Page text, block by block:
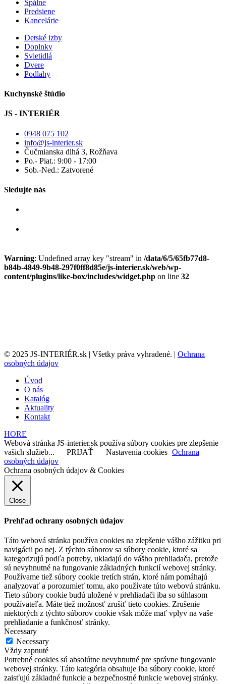
Spálne
Predsiene
Kancelárie
Detské izby
Doplnky
Svietidlá
Dvere
Podlahy
Kuchynské štúdio
JS - INTERIÉR
0948 075 102
info@js-interier.sk
Čučmianska dlhá 3, Rožňava
Po.- Piat.: 9:00 - 17:00
Sob.-Ned.: Zatvorené
Sledujte nás
Warning: Undefined array key "stream" in /data/6/5/65fb77d8-
b84b-4849-9b48-297f0ff8d85e/js-interier.sk/web/wp-
content/plugins/like-box/includes/widget.php on line 32
© 2025 JS-INTERIÉR.sk | Všetky práva vyhradené. | Ochrana
osobných údajov
Úvod
O nás
Katalóg
Aktuality
Kontakt
HORE
Webová stránka JS-interier.sk používa súbory cookies pre zlepšenie
vašich služieb...
PRIJAŤ Nastavenia cookies Ochrana
osobných údajov
Ochrana osobných údajov & Cookies
Close
Prehľad ochrany osobných údajov
Táto webová stránka používa cookies na zlepšenie vášho zážitku pri
navigácii po nej. Z týchto súborov sa súbory cookie, ktoré sa
kategorizujú podľa potreby, ukladajú do vášho prehliadača, pretože
sú nevyhnutné na fungovanie základných funkcií webovej stránky.
Používame tiež súbory cookie tretích strán, ktoré nám pomáhajú
analyzovať a porozumieť tomu, ako používate túto webovú stránku.
Tieto súbory cookie budú uložené v prehliadači iba so súhlasom
používateľa. Máte tiež možnosť zrušiť tieto cookies. Zrušenie
niektorých z týchto súborov cookie však môže mať vplyv na vaše
prehliadanie a funkčnosť stránky.
Necessary
Necessary
Vždy zapnuté
Potrebné cookies sú absolútne nevyhnutné pre správne fungovanie
webovej stránky. Táto kategória obsahuje iba súbory cookie, ktoré
zaisťujú základné funkcie a bezpečnostné funkcie webovej stránky.